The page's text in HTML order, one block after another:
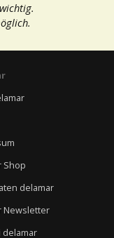
Shop
delamar
Newsletter
delamar